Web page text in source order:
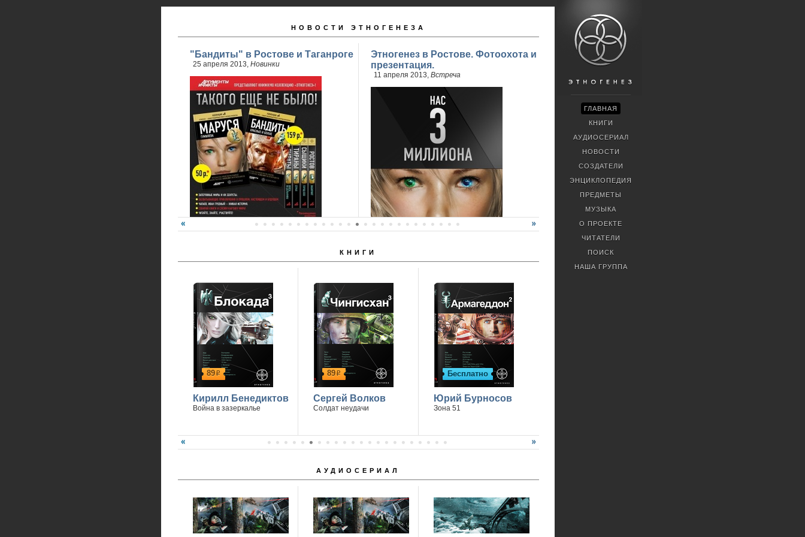
НОВОСТИ ЭТНОГЕНЕЗА
"Бандиты" в Ростове и Таганроге
25 апреля 2013, Новинки
24 апреля стартовали продажи 2 книги
Этногенез в Ростове. Фотоохота и
презентация.
11 апреля 2013, Встреча
КНИГИ
89р
Кирилл Бенедиктов
Война в зазеркалье
89р
Сергей Волков
Солдат неудачи
Бесплатно
Юрий Бурносов
Зона 51
АУДИОСЕРИАЛ
ГЛАВНАЯ
КНИГИ
АУДИОСЕРИАЛ
НОВОСТИ
СОЗДАТЕЛИ
ЭНЦИКЛОПЕДИЯ
ПРЕДМЕТЫ
МУЗЫКА
О ПРОЕКТЕ
ЧИТАТЕЛИ
ПОИСК
НАША ГРУППА